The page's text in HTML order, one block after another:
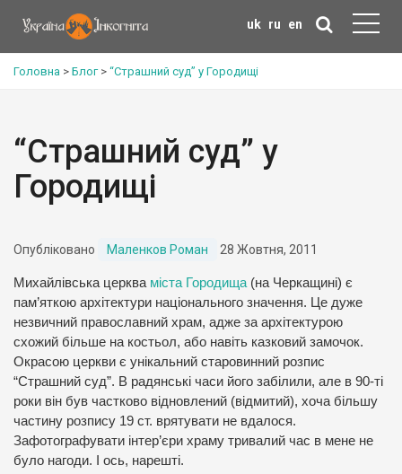
uk ru en
Головна > Блог> “Страшний суд” у Городищі
“Страшний суд” у
Городищі
Опубліковано Маленков Роман 28 Жовтня, 2011
Михайлівська церква міста Городища (на Черкащині) є
пам’яткою архітектури національного значення. Це дуже
незвичний православний храм, адже за архітектурою
схожий більше на костьол, або навіть казковий замочок.
Окрасою церкви є унікальний старовинний розпис
“Страшний суд”. В радянські часи його забілили, але в 90-ті
роки він був частково відновлений (відмитий), хоча більшу
частину розпису 19 ст. врятувати не вдалося.
Зафотографувати інтер’єри храму тривалий час в мене не
було нагоди. І ось, нарешті.